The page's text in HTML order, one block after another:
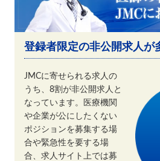
登録者限定の非公開求人が
JMCに寄せられる求人の
うち、8割が非公開求人と
なっています。医療機関
や企業が公にしたくない
ポジションを募集する場
合や緊急性を要する場
合、求人サイト上では募